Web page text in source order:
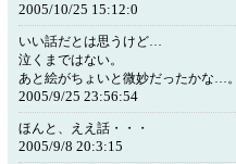
2005/10/25 15:12:0
いい話だとは思うけど…
泣くまではない。
あと絵がちょいと微妙だったかな…。
2005/9/25 23:56:54
ほんと、ええ話・・・
2005/9/8 20:3:15